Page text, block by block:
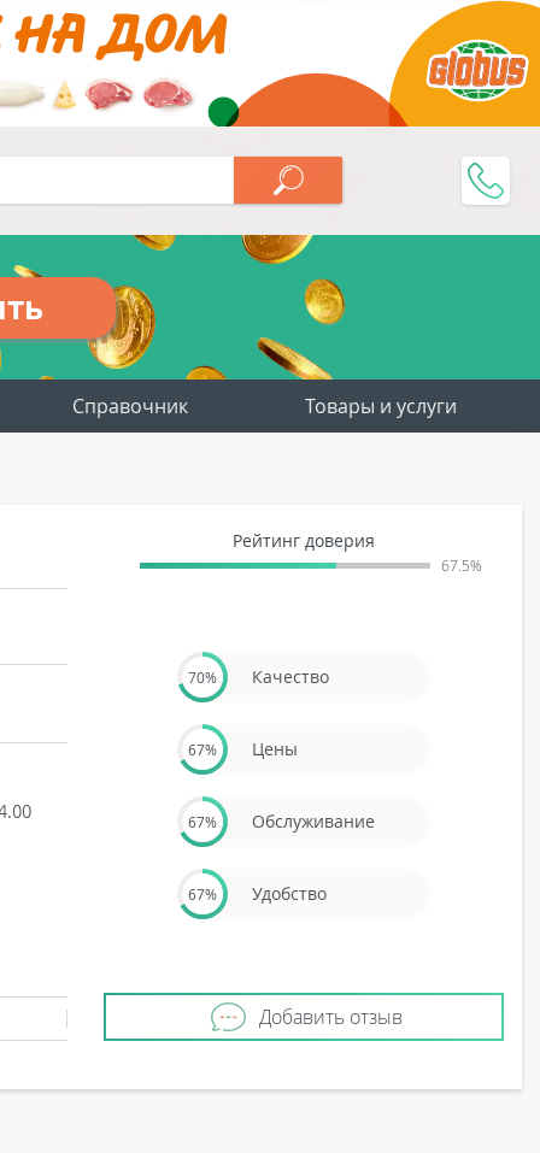
Справочник Товары и услуги
Рейтинг доверия
67.5%
70% Качество
67% Цены
67% Обслуживание
67% Удобство
Добавить отзыв